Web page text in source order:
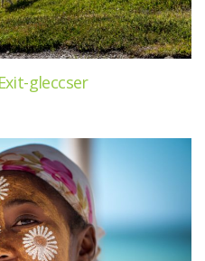
gleccser